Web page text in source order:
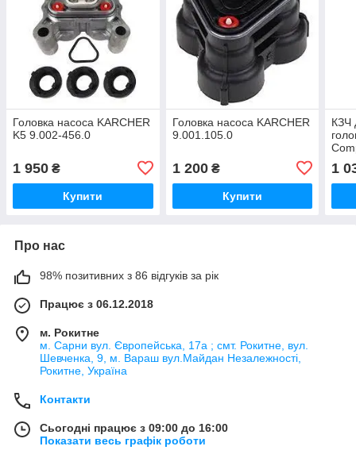
Головка насоса KARCHER
K5 9.002-456.0
1 950 ₴
Купити
Головка насоса KARCHER
9.001.105.0
1 200₴
Купити
КЗЧ
1
Про нас
98% позитивних з 86 відгуків за рік
Працює з 06.12.2018
м. Рокитне
м. Сарни вул. Європейська, 17а ; смт. Рокитне, вул.
Шевченка, 9, м. Вараш вул.Майдан Незалежності,
Рокитне, Україна
Контакти
Сьогодні працює з 09:00 до 16:00
Показати весь графік роботи